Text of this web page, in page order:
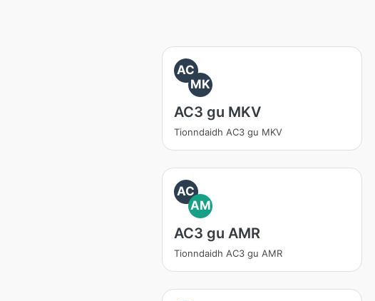
AC
MK
AC3 gu MKV
Tionndaidh AC3 gu MKV
AC
AM
AC3 gu AMR
Tionndaidh AC3 gu AMR